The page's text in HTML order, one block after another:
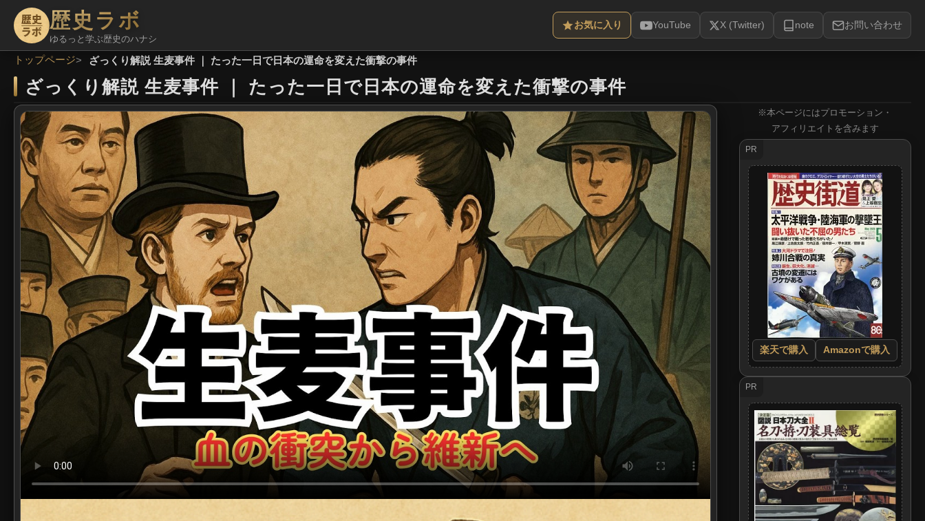
歴史ラボ
ゆるっと学ぶ歴史のハナシ
お気に入り YouTube X (Twitter) note お問い合わせ
トップページ ざっくり解説 生麦事件 ｜ たった一日で日本の運命を変えた衝撃の事件
ざっくり解説 生麦事件 たった一日で日本の運命を変えた衝撃の事件
※本ページにはプロモーション・
アフィリエイトを含みます
PR
楽天で購入 Amazonで購入
PR